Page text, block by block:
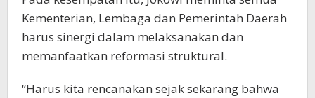
Kementerian, Lembaga dan Pemerintah Daerah
harus sinergi dalam melaksanakan dan
memanfaatkan reformasi struktural.
“Harus kita rencanakan sejak sekarang bahwa